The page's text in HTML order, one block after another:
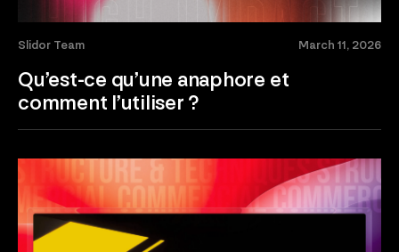
Slidor Team March 11, 2026
Qu’est-ce qu’une anaphore et
comment l’utiliser ?